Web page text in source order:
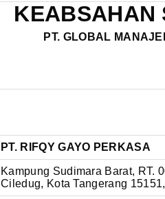
GAYO
KEABSAHAN
PT. GLOBAL
PT. RIFQY GAYO PERKASA
Kampung Sudimara Barat, RT.
Ciledug, Kota Tangerang